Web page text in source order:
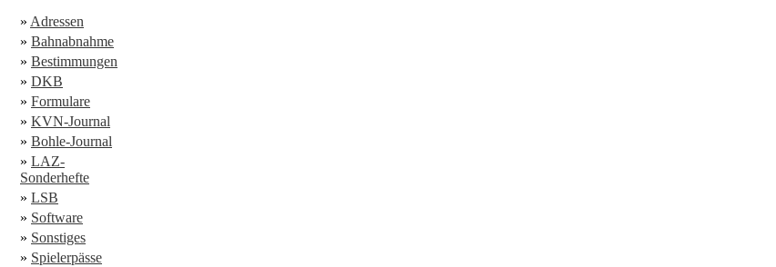
» Adressen
» Bahnabnahme
» Bestimmungen
» DKB
» Formulare
» KVN-Journal
» Bohle-Journal
» LAZ-
Sonderhefte
» LSB
» Software
» Sonstiges
» Spielerpässe